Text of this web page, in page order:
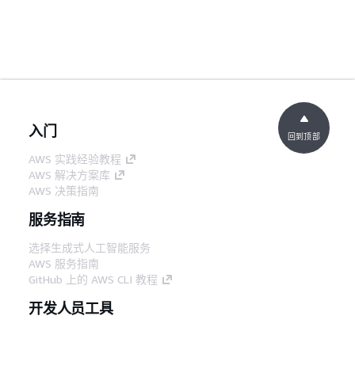
入门
AWS 实践经验教程
AWS 解决方案库
AWS 决策指南
服务指南
选择生成式人工智能服务
AWS 服务指南
GitHub 上的 AWS CLI 教程
开发人员工具
回到顶部